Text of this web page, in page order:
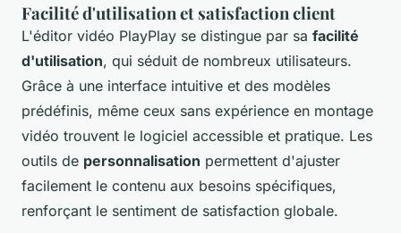
Facilité d'utilisation et satisfaction client
L'éditor vidéo PlayPlay se distingue par sa facilité
d'utilisation, qui séduit de nombreux utilisateurs.
Grâce à une interface intuitive et des modèles
prédéfinis, même ceux sans expérience en montage
vidéo trouvent le logiciel accessible et pratique. Les
outils de personnalisation permettent d'ajuster
facilement le contenu aux besoins spécifiques,
renforçant le sentiment de satisfaction globale.